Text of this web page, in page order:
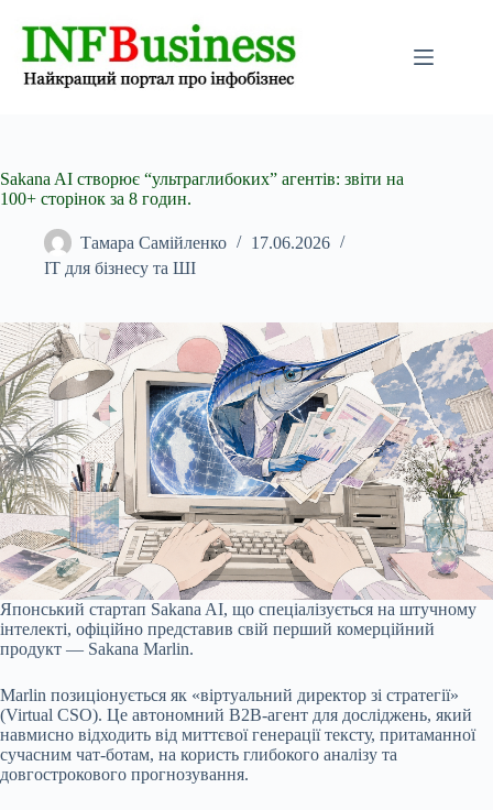
Sakana AI створює “ультраглибоких” агентів: звіти на
100+ сторінок за 8 годин.
Тамара Самійленко
17.06.2026
IT для бізнесу та ШІ
Японський стартап Sakana AI, що спеціалізується на штучному
інтелекті, офіційно представив свій перший комерційний
продукт — Sakana Marlin.
Marlin позиціонується як «віртуальний директор зі стратегії»
(Virtual CSO). Це автономний B2B-агент для досліджень, який
навмисно відходить від миттєвої генерації тексту, притаманної
сучасним чат-ботам, на користь глибокого аналізу та
довгострокового прогнозування.